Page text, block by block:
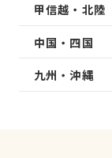
甲信越・北陸
中国・四国
九州・沖縄